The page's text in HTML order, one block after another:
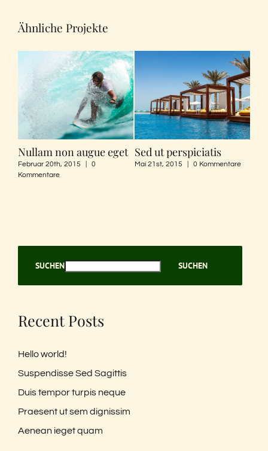
Ähnliche Projekte
Nullam non augue eget
Februar 20th, 2015
0
Kommentare
Sed ut perspiciatis
Mai 21st, 2015 0 Kommentare
SUCHEN SUCHEN
Recent Posts
Hello world!
Suspendisse Sed Sagittis
Duis tempor turpis neque
Praesent ut sem dignissim
Aenean ieget quam